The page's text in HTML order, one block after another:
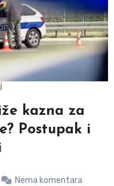
kazna za
Postupak i
Nema komentara